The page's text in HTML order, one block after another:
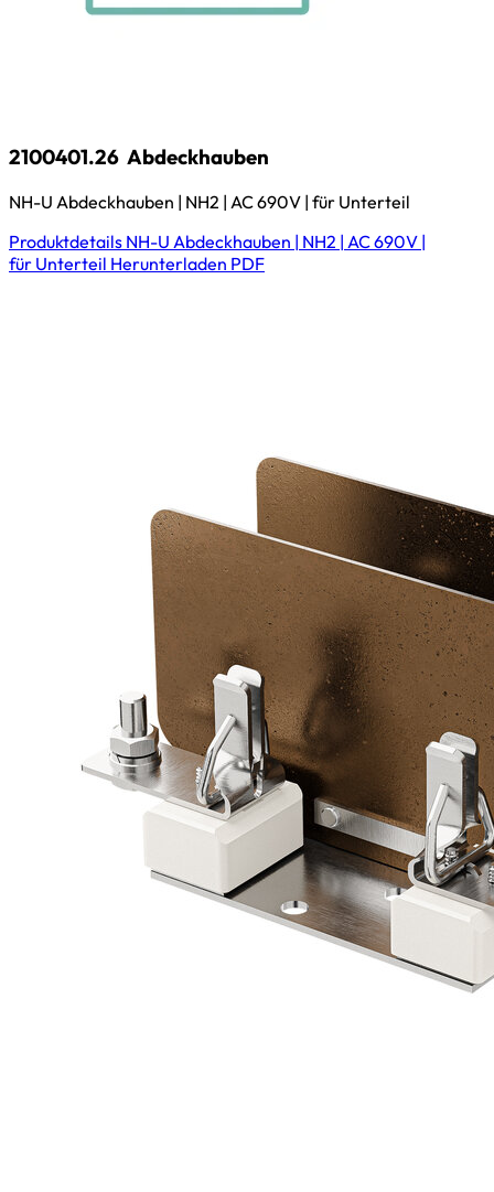
2100401.26 Abdeckhauben
NH-U Abdeckhauben | NH2 | AC 690V | für Unterteil
Produktdetails NH-U Abdeckhauben | NH2 | AC 690V |
für Unterteil Herunterladen PDF